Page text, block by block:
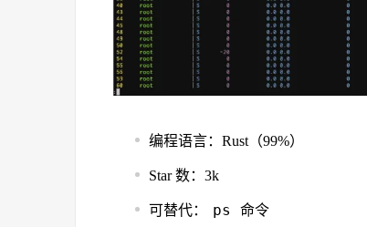
编程语言：Rust（99%）
Star 数：3k
可替代： ps 命令